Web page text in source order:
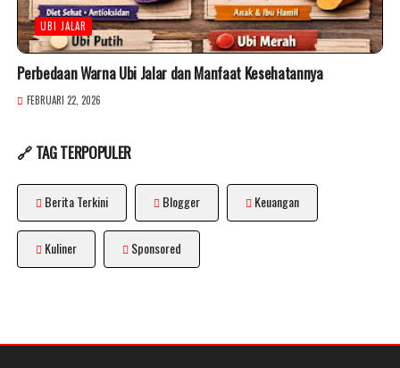
UBI JALAR
Perbedaan Warna Ubi Jalar dan Manfaat Kesehatannya
FEBRUARI 22, 2026
🔗 TAG TERPOPULER
Berita Terkini Blogger Keuangan
Kuliner Sponsored